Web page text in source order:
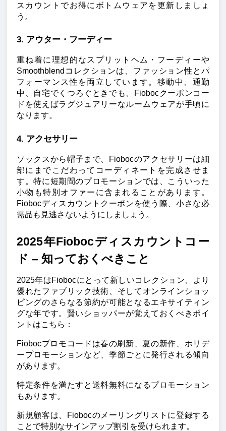
スカウントでお得にボトムウェアを更新しましょ
う。
3. アウター・フーディー
重ね着に理想的なスプリットヘム・フーディーや
Smoothblendコレクションは、ファッション性とパ
フォーマンス性を両立しています。移動中、通勤
中、自宅でくつろぐときでも、Fiobocクーポンコー
ドを使えばラグジュアリーなルームウェアが手頃に
なります。
4. アクセサリー
ソックスから帽子まで、Fiobocのアクセサリーは細
部にまでこだわってコーディネートを完成させま
す。特に短期間のプロモーションでは、こういった
小物も特別オファーに含まれることがあります。
Fiobocディスカウントクーポンを使う際、小さな必
需品も見逃さないようにしましょう。
2025年Fiobocディスカウントコー
ド – 知っておくべきこと
2025年はFiobocにとって新しいコレクション、より
優れたファブリック技術、そしてオンラインショッ
ピングのさらなる節約が可能となるエキサイティン
グな年です。賢いショッパーが覚えておくべきポイ
ントはこちら：
Fiobocプロモコードは春の刷新、夏の新作、ホリデ
ープロモーションなど、季節ごとに発行される傾向
があります。
特定条件を満たすと送料無料になるプロモーション
もあります。
新規顧客は、Fiobocのメーリングリストに登録する
ことで特別なサインアップ割引を受けられます。